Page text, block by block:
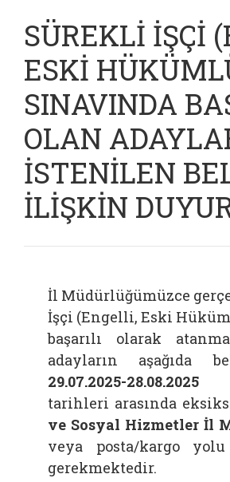
SÜREKLİ İŞÇİ
ESKİ
SINAVINDA
OLAN
İSTENİLEN
İLİŞKİN
İl Müdürlüğümüzce
İşçi (Engelli, Eski
başarılı olarak
adayların aşağıda
29.07.2025-28.08.2025
tarihleri arasında
ve Sosyal Hizmetler İl
veya posta/kargo
gerekmektedir.